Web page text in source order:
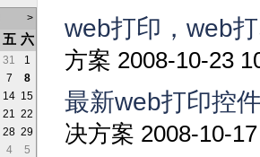
>
五 六
31
1
7
8
14 15
21 22
28 29
4
5
web打印，web
方案 2008-10-23
最新web打印控
决方案 2008-10-